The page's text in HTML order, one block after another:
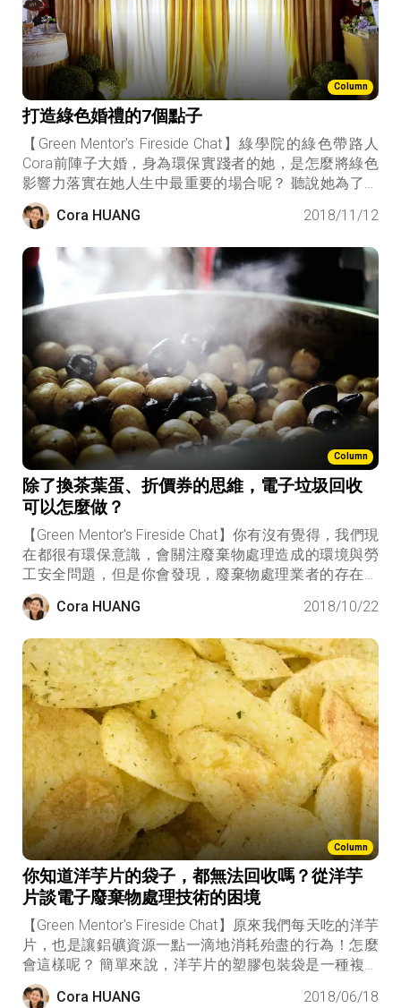
Column
打造綠色婚禮的7個點子
【Green Mentor's Fireside Chat】綠學院的綠色帶路人
Cora前陣子大婚，身為環保實踐者的她，是怎麼將綠色
影響力落實在她人生中最重要的場合呢？ 聽說她為了實
現這場綠色婚禮，差點鬧了家庭革命，但與丈夫秉持著
「如果連自己最親的人都無法認同這些環保理念的話，
採用農作樹紙張印製的喜帖、全回收佈置的婚宴現場、
婚禮環保小物、拒吃魚翅等細節，都以不厭其煩誠懇的
態度與家人充分溝通後，終於得以實現兩人共同環保目
標的婚禮，並和賓客分享這場綠色婚禮的核心理念，大
獲好評！ 生活中有很多機會都能發揮綠色影響力，端看
你如何創意的實踐它。
Cora HUANG 2018/11/12
Column
除了換茶葉蛋、折價券的思維，電子垃圾回收
可以怎麼做？
【Green Mentor's Fireside Chat】你有沒有覺得，我們現
在都很有環保意識，會關注廢棄物處理造成的環境與勞
工安全問題，但是你會發現，廢棄物處理業者的存在卻
變成一種社會的矛盾，從最原始推著推車收回收的阿公
阿嬤，到馬路邊成堆廢鐵廢紙的回收廠，再到環保園區
存在著許多既定的刻板印象與標籤，像是垃圾、髒亂、
污染、惡劣的工作環境等等。
Cora HUANG 2018/10/22
Column
你知道洋芋片的袋子，都無法回收嗎？從洋芋
片談電子廢棄物處理技術的困境
【Green Mentor's Fireside Chat】原來我們每天吃的洋芋
片，也是讓鋁礦資源一點一滴地消耗殆盡的行為！怎麼
會這樣呢？ 簡單來說，洋芋片的塑膠包裝袋是一種複合
材質，無法分離成單個材料，目前的技術也找不到有效
的循環再利用方式。循環經濟產業就跟身體養生的道理
Cora HUANG 2018/06/18